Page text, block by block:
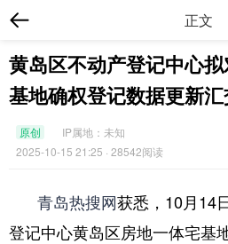
正文
黄岛区不动产登记中心
基地确权登记数据更新
原创 IP属地： 未知
2025-10-15 21:25 · 28542阅读
青岛热搜网获悉，10月14
登记中心黄岛区房地一体宅基